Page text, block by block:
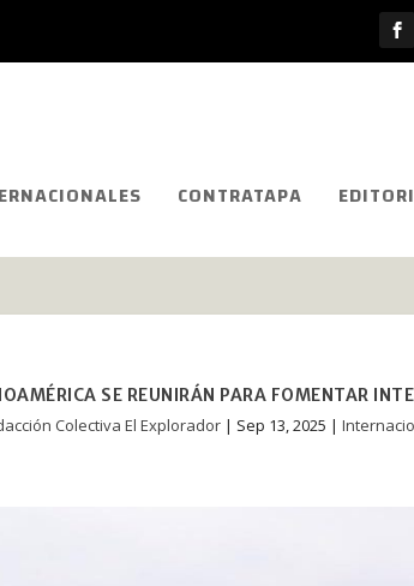
CONTRATAPA
SE REUNIRÁN PARA FOMENTAR
Colectiva El Explorador | Sep 13, 2025 |